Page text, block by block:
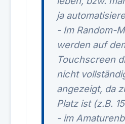
ja
- Im Random-
werden auf
Touchscreen
nicht
angezeigt, da
Platz ist (z.B.
- im